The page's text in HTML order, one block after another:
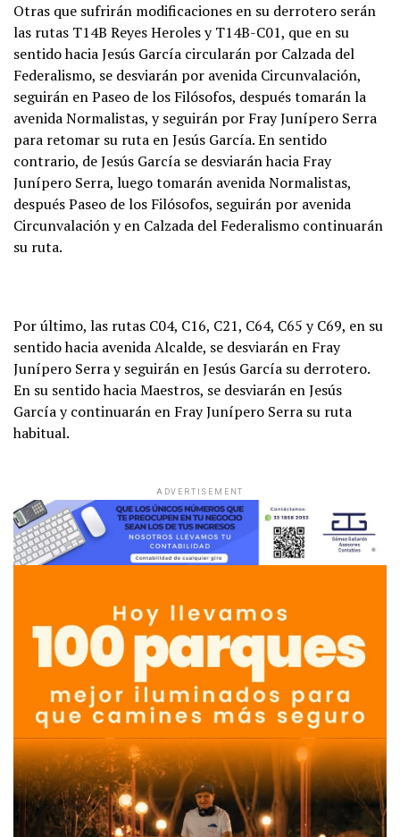
Otras que sufrirán modificaciones en su derrotero serán
las rutas T14B Reyes Heroles y T14B-C01, que en su
sentido hacia Jesús García circularán por Calzada del
Federalismo, se desviarán por avenida Circunvalación,
seguirán en Paseo de los Filósofos, después tomarán la
avenida Normalistas, y seguirán por Fray Junípero Serra
para retomar su ruta en Jesús García. En sentido
contrario, de Jesús García se desviarán hacia Fray
Junípero Serra, luego tomarán avenida Normalistas,
después Paseo de los Filósofos, seguirán por avenida
Circunvalación y en Calzada del Federalismo continuarán
su ruta.
Por último, las rutas C04, C16, C21, C64, C65 y C69, en su
sentido hacia avenida Alcalde, se desviarán en Fray
Junípero Serra y seguirán en Jesús García su derrotero.
En su sentido hacia Maestros, se desviarán en Jesús
García y continuarán en Fray Junípero Serra su ruta
habitual.
ADVERTISEMENT